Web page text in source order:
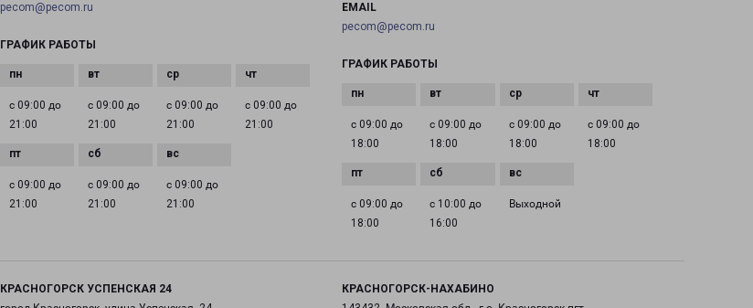
pecom@pecom.ru
ГРАФИК РАБОТЫ
с 09:00 до
21:00
с 09:00 до
21:00
с 09:00 до
21:00
с 09:00 до
21:00
с 09:00 до
21:00
с 09:00 до
21:00
с 09:00 до
21:00
EMAIL
pecom@pecom.ru
ГРАФИК РАБОТЫ
с 09:00 до
18:00
с 09:00 до
18:00
с 09:00 до
18:00
с 09:00 до
18:00
с 09:00 до
18:00
с 10:00 до
16:00
Выходной
КРАСНОГОРСК УСПЕНСКАЯ 24
КРАСНОГОРСК-НАХАБИНО